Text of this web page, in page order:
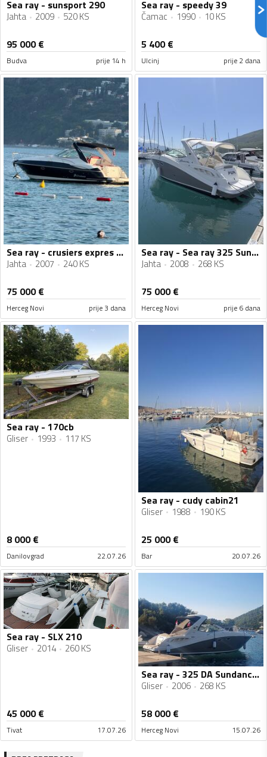
Sea ray - sunsport 290
Jahta 2009 520 KS
95 000€
Budva prije 14 h
Sea ray - speedy 39
Čamac 1990 10 KS
5 400€
Ulcinj prije 2 dana
Sea ray - crusiers expres 340
Jahta 2007 240 KS
75 000€
Herceg Novi prije 3 dana
Sea ray - Sea ray 325 Sundancer
Jahta 2008 268 KS
75 000€
Herceg Novi prije 6 dana
Sea ray - 170cb
Gliser 1993 117 KS
8 000€
Danilovgrad 22.07.26
Sea ray - cudy cabin21
Gliser 1988 190 KS
25 000€
Bar 20.07.26
Sea ray - SLX 210
Gliser 2014 260 KS
45 000€
Tivat 17.07.26
Sea ray - 325 DA Sundancer
Gliser 2006 268 KS
58 000€
Herceg Novi 15.07.26